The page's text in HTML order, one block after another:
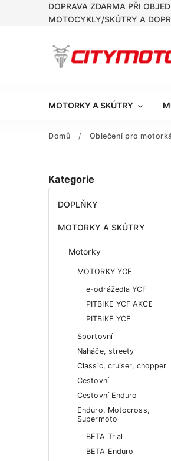
DOPRAVA ZDARMA PŘI
MOTOCYKLY/SKÚTRY A
MOTORKY A SKÚTRY
Domů / Oblečení pro
Kategorie
DOPLŇKY
MOTORKY A SKÚTRY
Motorky
MOTORKY YCF
e-odrážedla YCF
PITBIKE YCF AKCE
PITBIKE YCF
Sportovní
Naháče, streety
Classic, cruiser, chopper
Cestovní
Cestovní Enduro
Enduro, Motocross,
Supermoto
BETA Trial
BETA Enduro